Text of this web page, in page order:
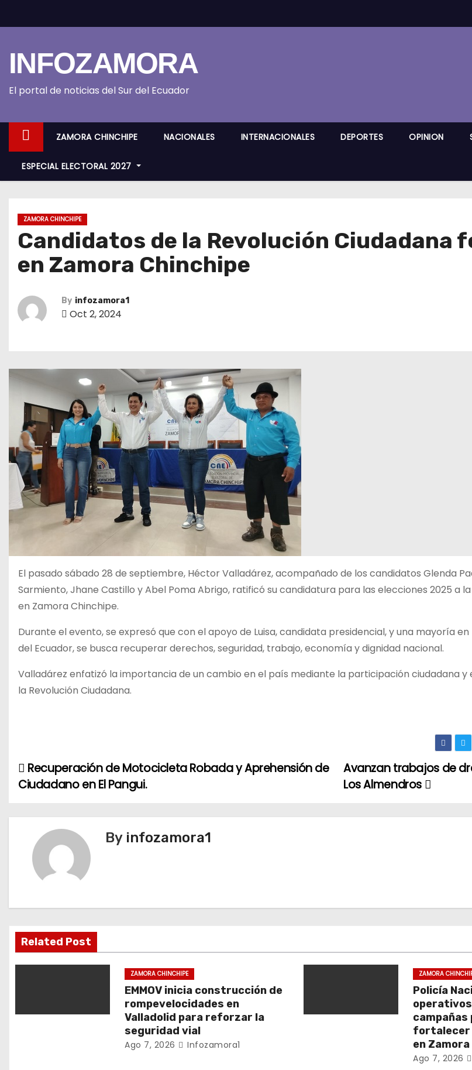
k
o
INFOZAMORA
El portal de noticias del Sur del Ecuador
ZAMORA CHINCHIPE NACIONALES INTERNACIONALES DEPORTES OPINION
ESPECIAL ELECTORAL 2027
ZAMORA CHINCHIPE
Candidatos de la Revolución
en Zamora Chinchipe
By infozamora1
Oct 2, 2024
El pasado sábado 28 de septiembre, Héctor Valladárez, acompañado de los candidatos Glenda
Sarmiento, Jhane Castillo y Abel Poma Abrigo, ratificó su candidatura para las elecciones 2025 a
en Zamora Chinchipe.
Durante el evento, se expresó que con el apoyo de Luisa, candidata presidencial, y una mayoría
del Ecuador, se busca recuperar derechos, seguridad, trabajo, economía y dignidad nacional.
Valladárez enfatizó la importancia de un cambio en el país mediante la participación ciudadana
la Revolución Ciudadana.
N
v
i
ó
d
Avanzan trabajos de
Los Almendros
Recuperación de Motocicleta Robada y Aprehensión de
Ciudadano en El Pangui.
By infozamora1
Related Post
ZAMORA CHINCHIPE
EMMOV inicia construcción de
rompevelocidades en
Valladolid para reforzar la
seguridad vial
Ago 7, 2026 Infozamora1
ZAMORA
Policía
fortalecer
en Zamora
Ago 7, 2026